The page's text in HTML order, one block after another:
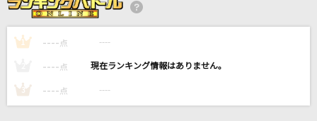
愛心
川崎鷹也
CR詠ZY
1 ---- 点 ----
---- 点 ----
3 ---- 点 ----